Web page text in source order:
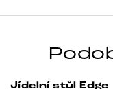
Jídelní stůl Edge